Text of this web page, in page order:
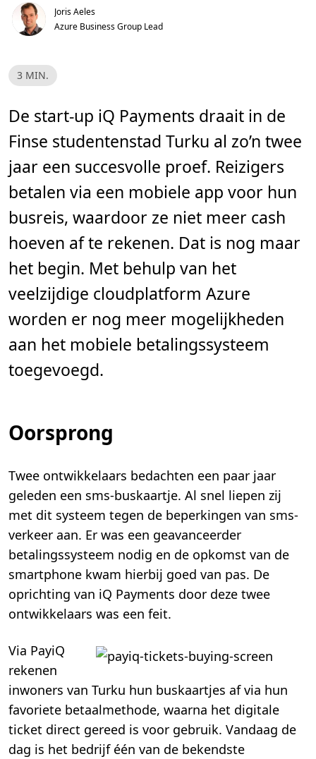
Joris Aeles
Azure Business Group Lead
L
e
t
d
,
3
m
i
n
.
3 MIN.
De start-up iQ Payments draait in de
Finse studentenstad Turku al zo’n twee
jaar een succesvolle proef. Reizigers
betalen via een mobiele app voor hun
busreis, waardoor ze niet meer cash
hoeven af te rekenen. Dat is nog maar
het begin. Met behulp van het
veelzijdige cloudplatform Azure
worden er nog meer mogelijkheden
aan het mobiele betalingssysteem
toegevoegd.
Oorsprong
Twee ontwikkelaars bedachten een paar jaar
geleden een sms-buskaartje. Al snel liepen zij
met dit systeem tegen de beperkingen van sms-
verkeer aan. Er was een geavanceerder
betalingssysteem nodig en de opkomst van de
smartphone kwam hierbij goed van pas. De
oprichting van iQ Payments door deze twee
ontwikkelaars was een feit.
Via PayiQ
rekenen
inwoners van Turku hun buskaartjes af via hun
favoriete betaalmethode, waarna het digitale
ticket direct gereed is voor gebruik. Vandaag de
dag is het bedrijf één van de bekendste